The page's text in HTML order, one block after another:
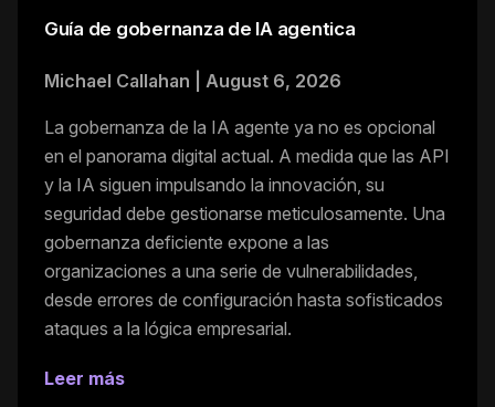
Guía de gobernanza de IA agentica
Michael Callahan August 6, 2026
La gobernanza de la IA agente ya no es opcional
en el panorama digital actual. A medida que las API
y la IA siguen impulsando la innovación, su
seguridad debe gestionarse meticulosamente. Una
gobernanza deficiente expone a las
organizaciones a una serie de vulnerabilidades,
desde errores de configuración hasta sofisticados
ataques a la lógica empresarial.
Leer más